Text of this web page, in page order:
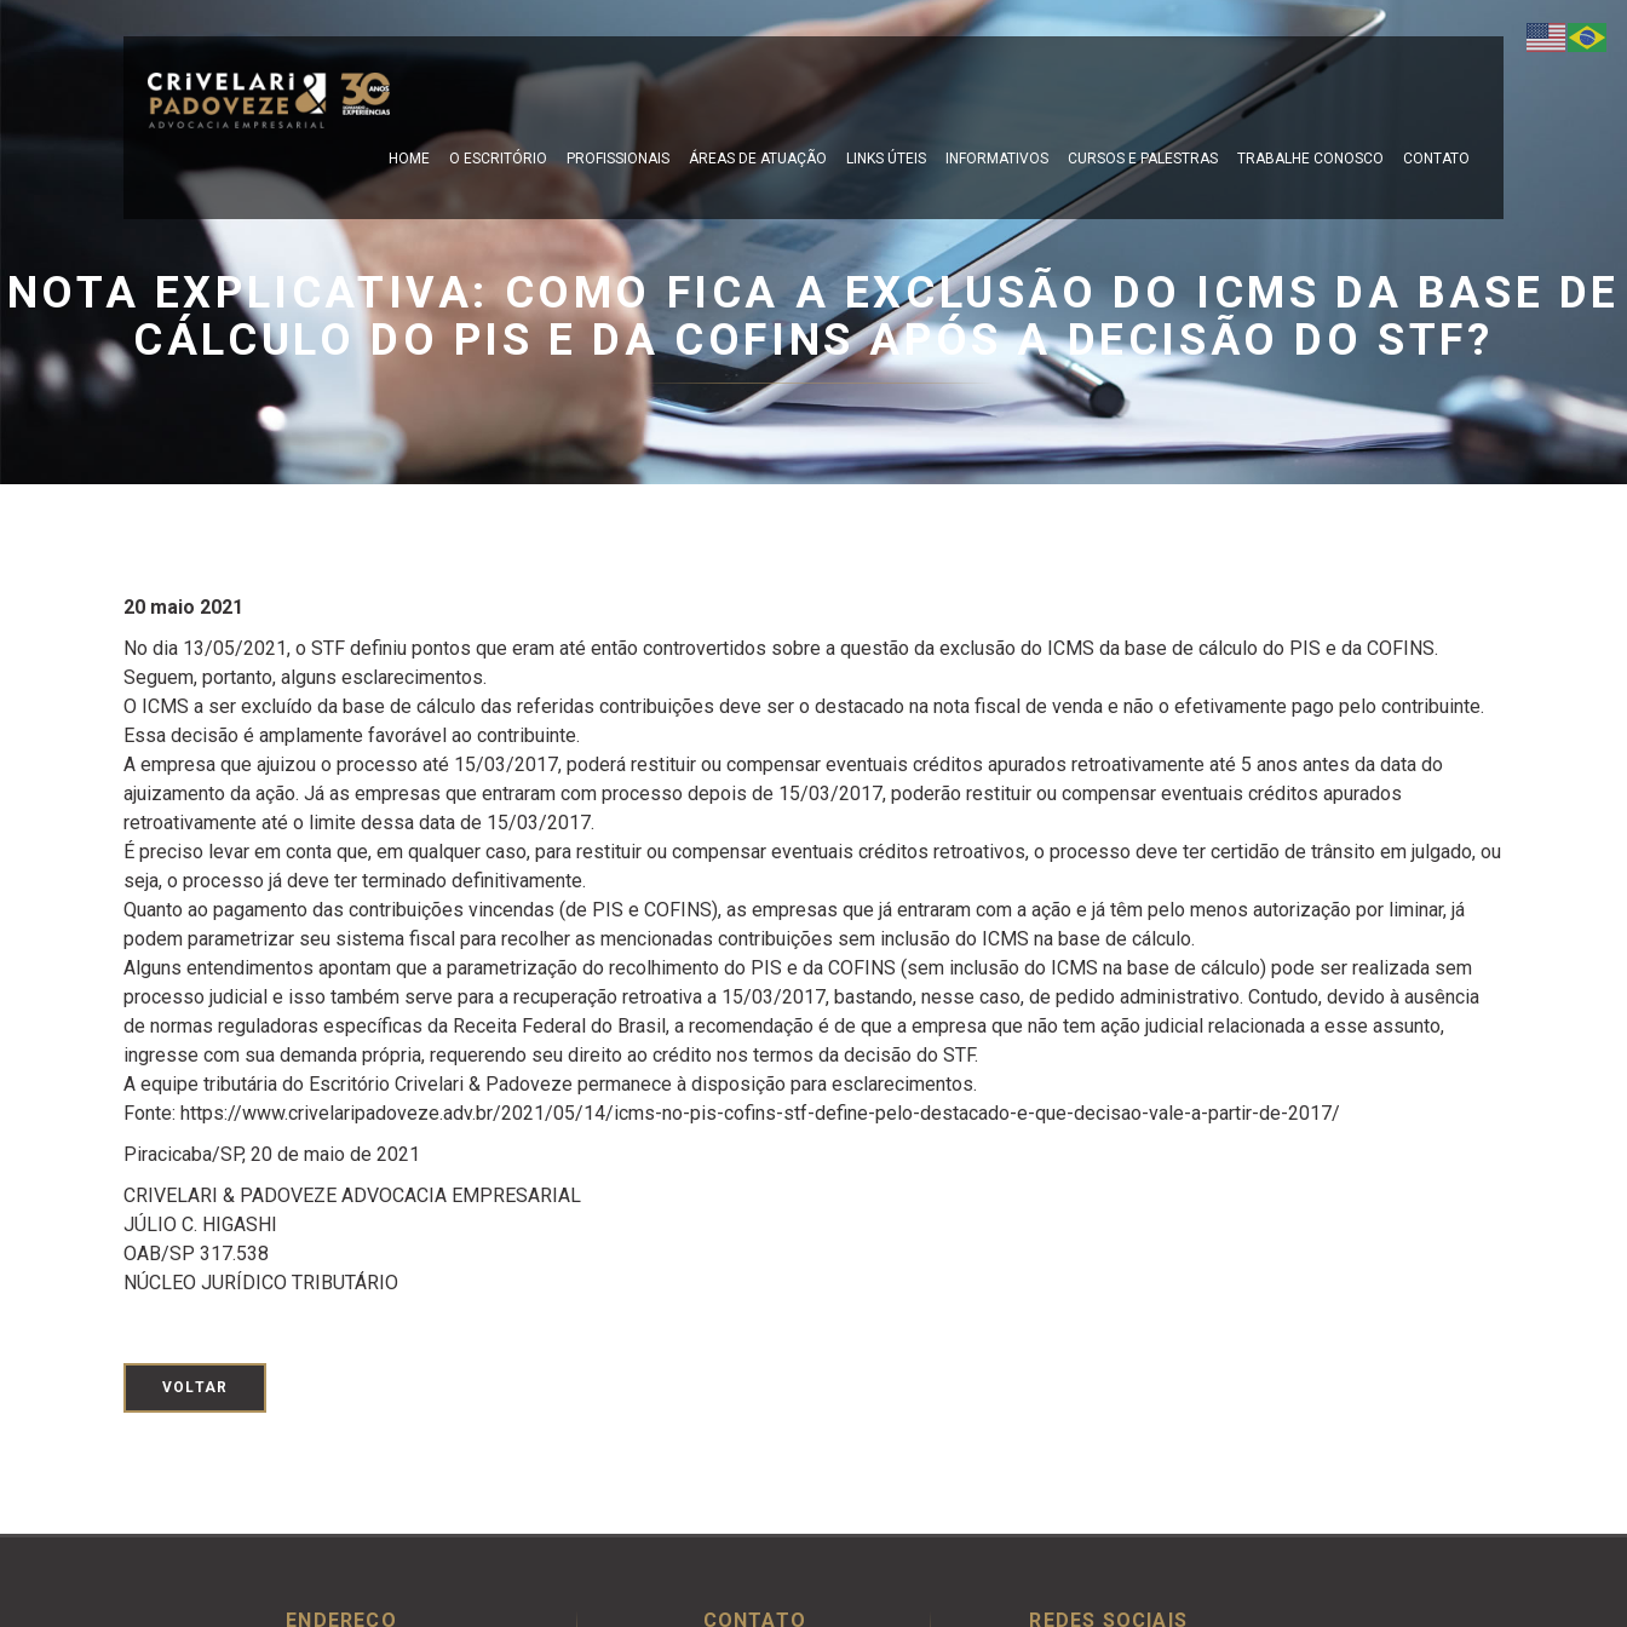
HOME O ESCRITÓRIO PROFISSIONAIS ÁREAS DE ATUAÇÃO LINKS ÚTEIS INFORMATIVOS CURSOS E PALESTRAS TRABALHE CONOSCO CONTATO
NOTA EXPLICATIVA: COMO FICA A EXCLUSÃO DO ICMS DA BASE DE
CÁLCULO DO PIS E DA COFINS APÓS A DECISÃO DO STF?
20 maio 2021
No dia 13/05/2021, o STF definiu pontos que eram até então controvertidos sobre a questão da exclusão do ICMS da base de cálculo do PIS e da COFINS.
Seguem, portanto, alguns esclarecimentos.
O ICMS a ser excluído da base de cálculo das referidas contribuições deve ser o destacado na nota fiscal de venda e não o efetivamente pago pelo contribuinte.
Essa decisão é amplamente favorável ao contribuinte.
A empresa que ajuizou o processo até 15/03/2017, poderá restituir ou compensar eventuais créditos apurados retroativamente até 5 anos antes da data do
ajuizamento da ação. Já as empresas que entraram com processo depois de 15/03/2017, poderão restituir ou compensar eventuais créditos apurados
retroativamente até o limite dessa data de 15/03/2017.
É preciso levar em conta que, em qualquer caso, para restituir ou compensar eventuais créditos retroativos, o processo deve ter certidão de trânsito em julgado, ou
seja, o processo já deve ter terminado definitivamente.
Quanto ao pagamento das contribuições vincendas (de PIS e COFINS), as empresas que já entraram com a ação e já têm pelo menos autorização por liminar, já
podem parametrizar seu sistema fiscal para recolher as mencionadas contribuições sem inclusão do ICMS na base de cálculo.
Alguns entendimentos apontam que a parametrização do recolhimento do PIS e da COFINS (sem inclusão do ICMS na base de cálculo) pode ser realizada sem
processo judicial e isso também serve para a recuperação retroativa a 15/03/2017, bastando, nesse caso, de pedido administrativo. Contudo, devido à ausência
de normas reguladoras específicas da Receita Federal do Brasil, a recomendação é de que a empresa que não tem ação judicial relacionada a esse assunto,
ingresse com sua demanda própria, requerendo seu direito ao crédito nos termos da decisão do STF.
A equipe tributária do Escritório Crivelari & Padoveze permanece à disposição para esclarecimentos.
Fonte: https://www.crivelaripadoveze.adv.br/2021/05/14/icms-no-pis-cofins-stf-define-pelo-destacado-e-que-decisao-vale-a-partir-de-2017/
Piracicaba/SP, 20 de maio de 2021
CRIVELARI & PADOVEZE ADVOCACIA EMPRESARIAL
JÚLIO C. HIGASHI
OAB/SP 317.538
NÚCLEO JURÍDICO TRIBUTÁRIO
VOLTAR
ENDEREÇO CONTATO REDES SOCIAIS